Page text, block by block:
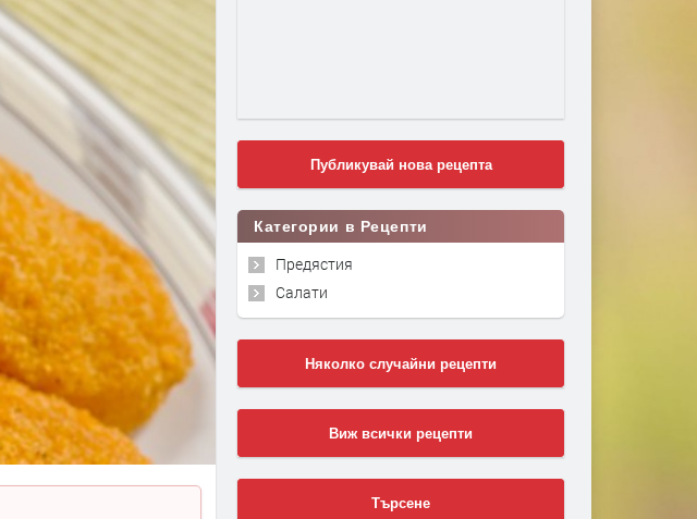
Публикувай нова рецепта
Категории в Рецепти
Предястия
Салати
Няколко случайни рецепти
Виж всички рецепти
Търсене